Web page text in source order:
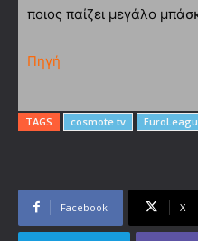
ποιος παίζει μεγάλο
Πηγή
TAGS cosmote tv
Facebook X